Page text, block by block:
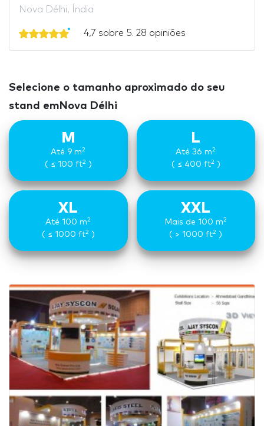
Nova Délhi, Índia
4,7 sobre 5. 28 opiniões
Selecione o tamanho aproximado do seu
stand emNova Délhi
M
Até 9 m2
( ≤ 100 ft2)
L
Até 36 m2
( ≤ 400 ft2)
XL
Até 100 m2
( ≤ 1000 ft2)
XXL
Mais de 100 m2
( > 1000 ft2 )